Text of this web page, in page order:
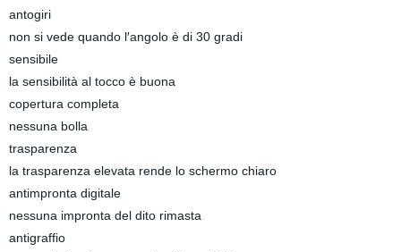
antogiri
non si vede quando l′angolo è di 30 gradi
sensibile
la sensibilità al tocco è buona
copertura completa
nessuna bolla
trasparenza
la trasparenza elevata rende lo schermo chiaro
antimpronta digitale
nessuna impronta del dito rimasta
antigraffio